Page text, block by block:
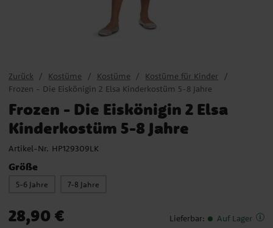
Zurück Kostüme Kostüme
Kostüme für Kinder
Frozen - Die Eiskönigin 2 Elsa Kinderkostüm 5-8 Jahre
Frozen - Die Eiskönigin 2 Elsa
Kinderkostüm 5-8 Jahre
Artikel-Nr. HP129309LK
Größe
5-6 Jahre 7-8 Jahre
Preis :28,90 €
28,90 € Lieferbar: Auf Lager